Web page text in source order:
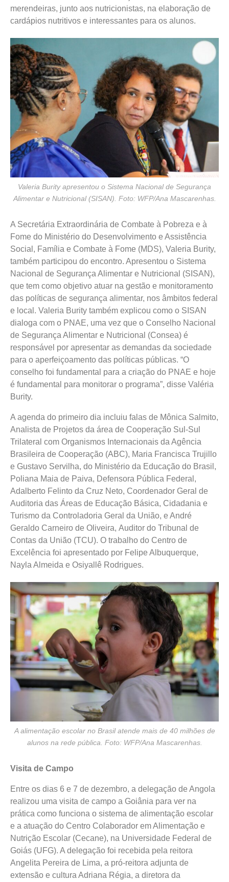
merendeiras, junto aos nutricionistas, na elaboração de
cardápios nutritivos e interessantes para os alunos.
Valeria Burity apresentou o Sistema Nacional de Segurança
Alimentar e Nutricional (SISAN). Foto: WFP/Ana Mascarenhas.
A Secretária Extraordinária de Combate à Pobreza e à
Fome do Ministério do Desenvolvimento e Assistência
Social, Família e Combate à Fome (MDS), Valeria Burity,
também participou do encontro. Apresentou o Sistema
Nacional de Segurança Alimentar e Nutricional (SISAN),
que tem como objetivo atuar na gestão e monitoramento
das políticas de segurança alimentar, nos âmbitos federal
e local. Valeria Burity também explicou como o SISAN
dialoga com o PNAE, uma vez que o Conselho Nacional
de Segurança Alimentar e Nutricional (Consea) é
responsável por apresentar as demandas da sociedade
para o aperfeiçoamento das políticas públicas. “O
conselho foi fundamental para a criação do PNAE e hoje
é fundamental para monitorar o programa”, disse Valéria
Burity.
A agenda do primeiro dia incluiu falas de Mônica Salmito,
Analista de Projetos da área de Cooperação Sul-Sul
Trilateral com Organismos Internacionais da Agência
Brasileira de Cooperação (ABC), Maria Francisca Trujillo
e Gustavo Servilha, do Ministério da Educação do Brasil,
Poliana Maia de Paiva, Defensora Pública Federal,
Adalberto Felinto da Cruz Neto, Coordenador Geral de
Auditoria das Áreas de Educação Básica, Cidadania e
Turismo da Controladoria Geral da União, e André
Geraldo Carneiro de Oliveira, Auditor do Tribunal de
Contas da União (TCU). O trabalho do Centro de
Excelência foi apresentado por Felipe Albuquerque,
Nayla Almeida e Osiyallê Rodrigues.
A alimentação escolar no Brasil atende mais de 40 milhões de
alunos na rede pública. Foto: WFP/Ana Mascarenhas.
Visita de Campo
Entre os dias 6 e 7 de dezembro, a delegação de Angola
realizou uma visita de campo a Goiânia para ver na
prática como funciona o sistema de alimentação escolar
e a atuação do Centro Colaborador em Alimentação e
Nutrição Escolar (Cecane), na Universidade Federal de
Goiás (UFG). A delegação foi recebida pela reitora
Angelita Pereira de Lima, a pró-reitora adjunta de
extensão e cultura Adriana Régia, a diretora da